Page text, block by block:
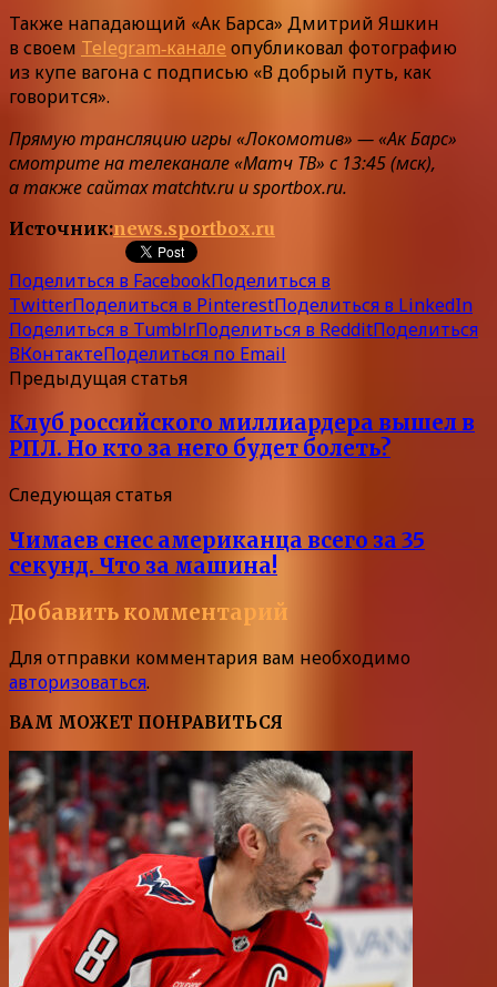
Также нападающий «Ак Барса» Дмитрий Яшкин
в своем Telegram‑канале опубликовал фотографию
из купе вагона с подписью «В добрый путь, как
говорится».
Прямую трансляцию игры «Локомотив» — «Ак Барс»
смотрите на телеканале «Матч ТВ» с 13:45 (мск),
а также сайтах matchtv.ru и sportbox.ru.
Источник:news.sportbox.ru
Поделиться в FacebookПоделиться в
TwitterПоделиться в PinterestПоделиться в LinkedIn
Поделиться в TumblrПоделиться в RedditПоделиться
ВКонтактеПоделиться по Email
Предыдущая статья
Клуб российского миллиардера вышел в
РПЛ. Но кто за него будет болеть?
Следующая статья
Чимаев снес американца всего за 35
секунд. Что за машина!
Добавить комментарий
Для отправки комментария вам необходимо
авторизоваться.
ВАМ МОЖЕТ ПОНРАВИТЬСЯ